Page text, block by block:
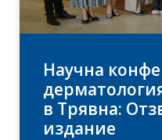
Научна
в Трявна:
издание